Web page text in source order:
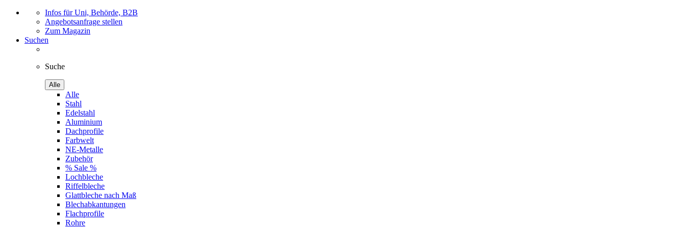
Infos für Uni, Behörde, B2B
Angebotsanfrage stellen
Zum Magazin
Suchen
Suche
Alle
Alle
Stahl
Edelstahl
Aluminium
Dachprofile
Farbwelt
NE-Metalle
Zubehör
% Sale %
Lochbleche
Riffelbleche
Glattbleche nach Maß
Blechabkantungen
Flachprofile
Rohre